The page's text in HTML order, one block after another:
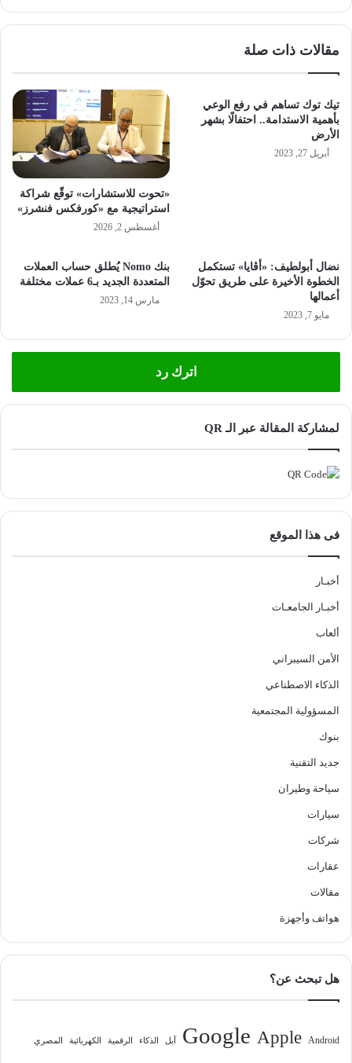
مقالات ذات صلة
تيك توك تساهم في رفع الوعي
بأهمية الاستدامة.. احتفالًا بشهر
الأرض
أبريل 27, 2023
«تحوت للاستشارات» توقّع شراكة
استراتيجية مع «كورفكس فنشرز»
أغسطس 2, 2026
نضال أبولطيف: «أڤايا» تستكمل
الخطوة الأخيرة على طريق تحوّل
أعمالها
مايو 7, 2023
بنك Nomo يُطلق حساب العملات
المتعددة الجديد بـ6 عملات مختلفة
مارس 14, 2023
اترك رد
لمشاركة المقالة عبر الـ QR
فى هذا الموقع
أخبـار
أخبـار الجامعـات
ألعاب
الأمن السيبراني
الذكاء الاصطناعي
المسؤولية المجتمعية
بنوك
جديد التقنية
سياحة وطيران
سيارات
شركات
عقارات
مقالات
هواتف وأجهزة
هل تبحث عن؟
Android
Apple
Google آبل الذكاء الرقمية الكهربائية المصري